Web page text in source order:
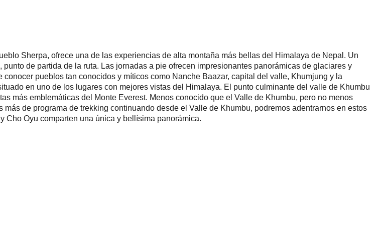
Sherpa, ofrece una de las experiencias de alta montaña más bellas del Himalaya de Nepal. Un
de partida de la ruta. Las jornadas a pie ofrecen impresionantes panorámicas de glaciares y
pueblos tan conocidos y míticos como Nanche Baazar, capital del valle, Khumjung y la
en uno de los lugares con mejores vistas del Himalaya. El punto culminante del valle de Khumbu
más emblemáticas del Monte Everest. Menos conocido que el Valle de Khumbu, pero no menos
de programa de trekking continuando desde el Valle de Khumbu, podremos adentrarnos en estos
Cho Oyu comparten una única y bellísima panorámica.